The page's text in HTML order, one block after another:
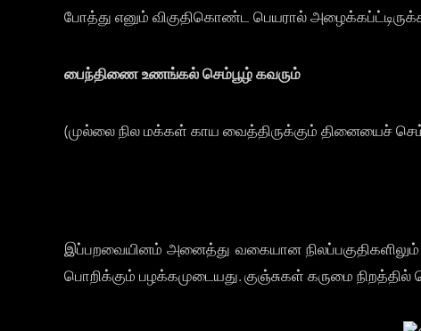
போத்து எனும் விகுதிகொண்ட பெயரால்
பைந்திணை உணங்கல் செம்பூழ் கவரும்
(முல்லை நில மக்கள் காய வைத்திருக்கும் தினையைச்
இப்பறவையினம் அனைத்து வகையான நிலப்பகுதிகளிலும்
பொறிக்கும் பழக்கமுடையது. குஞ்சுகள் கருமை